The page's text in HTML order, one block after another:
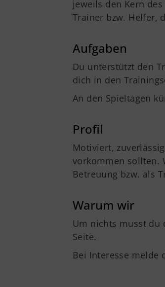
jeweils den Kern
Trainer bzw. Helfer,
Aufgaben
Du unterstützt den
dich in den
An den Spieltagen
Profil
Motiviert,
vorkommen sollten.
Betreuung bzw. als
Warum wir
Um nichts musst du
Seite.
Bei Interesse melde